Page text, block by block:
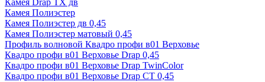
Камея Drap ТХ дв
Камея Полиэстер
Камея Полиэстер дв 0,45
Камея Полиэстер матовый 0,45
Профиль волновой Квадро профи в01 Верховье
Квадро профи в01 Верховье Drap 0,45
Квадро профи в01 Верховье Drap TwinColor
Квадро профи в01 Верховье Drap СТ 0,45